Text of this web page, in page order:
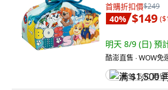
首購折扣價$249
40% $149 (
明天 8/9 (日) 預
酷澎直售 ∙ WOW免
满 $1,500 再